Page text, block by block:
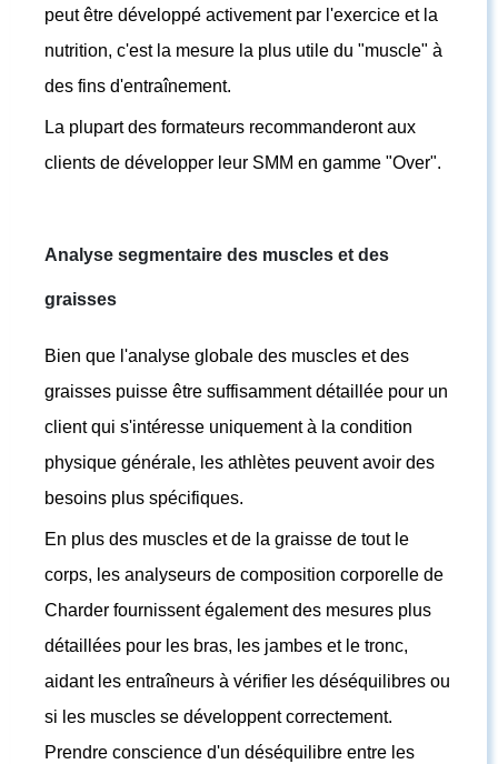
peut être développé activement par l'exercice et la
nutrition, c'est la mesure la plus utile du "muscle" à
des fins d'entraînement.
La plupart des formateurs recommanderont aux
clients de développer leur SMM en gamme "Over".
Analyse segmentaire des muscles et des
graisses
Bien que l'analyse globale des muscles et des
graisses puisse être suffisamment détaillée pour un
client qui s'intéresse uniquement à la condition
physique générale, les athlètes peuvent avoir des
besoins plus spécifiques.
En plus des muscles et de la graisse de tout le
corps, les analyseurs de composition corporelle de
Charder fournissent également des mesures plus
détaillées pour les bras, les jambes et le tronc,
aidant les entraîneurs à vérifier les déséquilibres ou
si les muscles se développent correctement.
Prendre conscience d'un déséquilibre entre les